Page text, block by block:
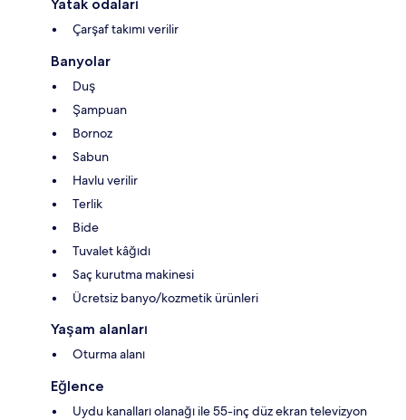
Yatak odaları
Çarşaf takımı verilir
Banyolar
Duş
Şampuan
Bornoz
Sabun
Havlu verilir
Terlik
Bide
Tuvalet kâğıdı
Saç kurutma makinesi
Ücretsiz banyo/kozmetik ürünleri
Yaşam alanları
Oturma alanı
Eğlence
Uydu kanalları olanağı ile 55-inç düz ekran televizyon